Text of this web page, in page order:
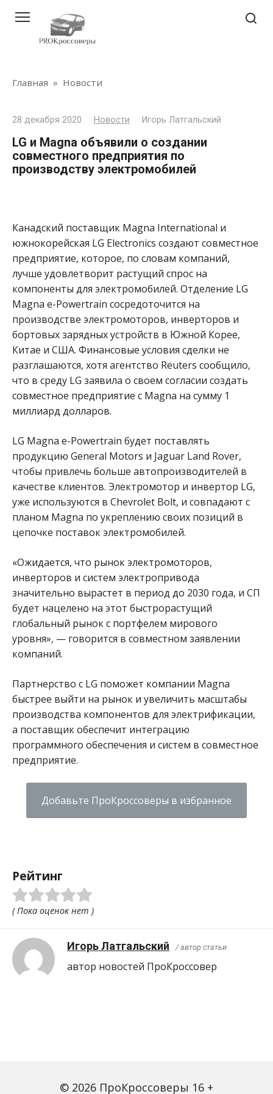
контенту
Главная » Новости
28 декабря 2020 Новости Игорь Латгальский
LG и Magna объявили о создании
совместного предприятия по
производству электромобилей
Канадский поставщик Magna International и
южнокорейская LG Electronics создают совместное
предприятие, которое, по словам компаний,
лучше удовлетворит растущий спрос на
компоненты для электромобилей. Отделение LG
Magna e-Powertrain сосредоточится на
производстве электромоторов, инверторов и
бортовых зарядных устройств в Южной Корее,
Китае и США. Финансовые условия сделки не
разглашаются, хотя агентство Reuters сообщило,
что в среду LG заявила о своем согласии создать
совместное предприятие с Magna на сумму 1
миллиард долларов.
LG Magna e-Powertrain будет поставлять
продукцию General Motors и Jaguar Land Rover,
чтобы привлечь больше автопроизводителей в
качестве клиентов. Электромотор и инвертор LG,
уже используются в Chevrolet Bolt, и совпадают с
планом Magna по укреплению своих позиций в
цепочке поставок электромобилей.
«Ожидается, что рынок электромоторов,
инверторов и систем электропривода
значительно вырастет в период до 2030 года, и СП
будет нацелено на этот быстрорастущий
глобальный рынок с портфелем мирового
уровня», — говорится в совместном заявлении
компаний.
Партнерство с LG поможет компании Magna
быстрее выйти на рынок и увеличить масштабы
производства компонентов для электрификации,
а поставщик обеспечит интеграцию
программного обеспечения и систем в совместное
предприятие.
Добавьте ПроКроссоверы в избранное
Рейтинг
( Пока оценок нет )
Игорь Латгальский / автор статьи
автор новостей ПроКроcсовер
© 2026 ПроКроссоверы 16 +